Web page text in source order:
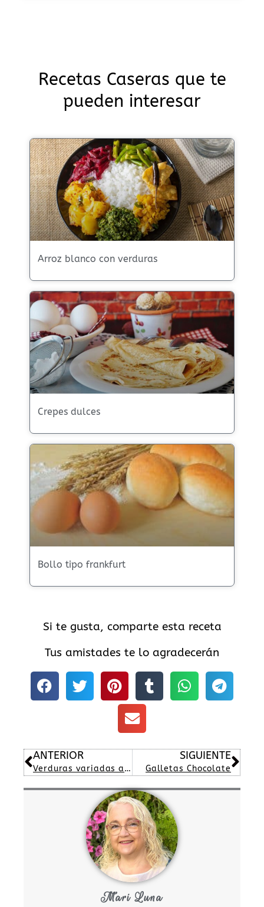
Recetas Caseras que te
pueden interesar
Arroz blanco con verduras
Crepes dulces
Bollo tipo frankfurt
Si te gusta, comparte esta receta
Tus amistades te lo agradecerán
Ant
ANTERIOR
Verduras variadas al horno con un toque de coñac
SIGUIENTE
Galletas Chocolate
Mari Luna